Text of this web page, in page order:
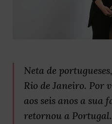
Neta de
Rio de Janeiro. Por
aos seis anos a
retornou a